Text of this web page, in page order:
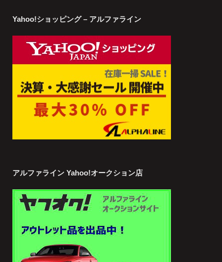
Yahoo!ショッピング – アルファライン
アルファライン Yahoo!オークション店